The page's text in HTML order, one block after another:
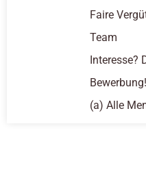
Faire
Team
Interesse?
Bewerbung!
(a) Alle